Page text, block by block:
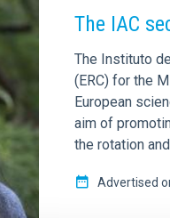
The IAC
The Instituto
(ERC) for the
European
aim of
the rotation
Advertised